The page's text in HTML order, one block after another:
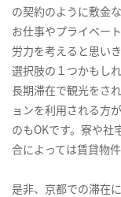
の契約のように敷金
お仕事やプライベー
労力を考えると思い
選択肢の１つかもしれ
長期滞在で観光をさ
ョンを利用される方
のもOKです。寮や社
合によっては賃貸物
是非、京都での滞在